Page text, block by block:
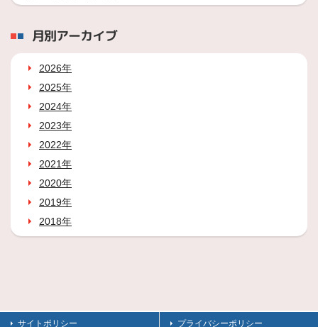
月別アーカイブ
2026年
2025年
2024年
2023年
2022年
2021年
2020年
2019年
2018年
サイトポリシー プライバシーポリシー